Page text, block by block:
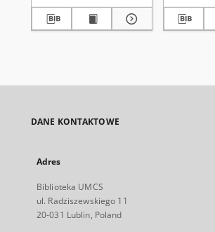
DANE KONTAKTOWE
Adres
Biblioteka UMCS
ul. Radziszewskiego 11
20-031 Lublin, Poland